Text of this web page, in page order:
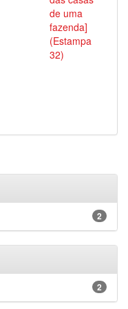
de uma
fazenda]
(Estampa
32)
2
2